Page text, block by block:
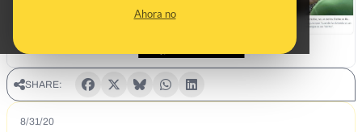
Ahora no
SHARE:
8/31/20